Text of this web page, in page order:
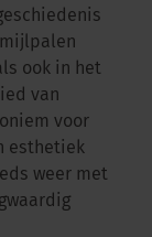
ook in het
van
voor
esthetiek
weer met